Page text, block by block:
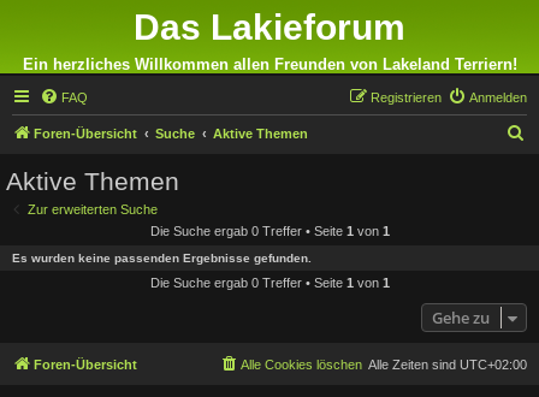
Das Lakieforum
Ein herzliches Willkommen allen Freunden von Lakeland Terriern!
FAQ Anmelden
Registrieren
Foren-Übersicht Suche Aktive Themen
Aktive Themen
Zur erweiterten Suche
Die Suche ergab 0 Treffer • Seite 1 von 1
Es wurden keine passenden Ergebnisse gefunden.
Die Suche ergab 0 Treffer • Seite 1 von 1
Gehe zu
Foren-Übersicht Alle Zeiten sind UTC+02:00
Alle Cookies löschen